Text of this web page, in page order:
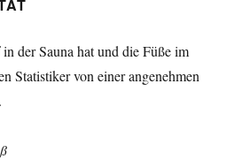
der Sauna hat und die Füße im
Statistiker von einer angenehmen